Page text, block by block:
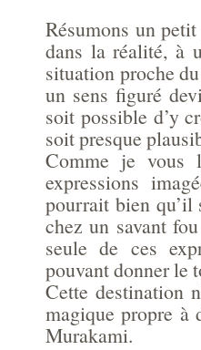
Résumons un
dans la réalité, à
situation proche
un sens figuré
soit possible d’y
soit presque
Comme je vous
expressions
pourrait bien qu’il
chez un savant
seule de ces
pouvant donner le
Cette destination
magique propre à
Murakami.